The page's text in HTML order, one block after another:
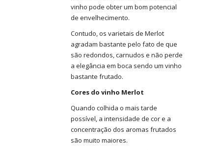
vinho pode obter um bom potencial
de envelhecimento.
Contudo, os varietais de Merlot
agradam bastante pelo fato de que
são redondos, carnudos e não perde
a elegância em boca sendo um vinho
bastante frutado.
Cores do vinho Merlot
Quando colhida o mais tarde
possível, a intensidade de cor e a
concentração dos aromas frutados
são muito maiores.